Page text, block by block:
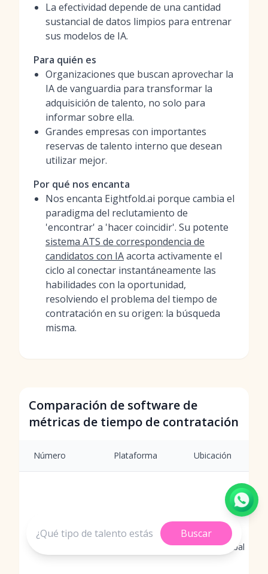
La efectividad depende de una cantidad
sustancial de datos limpios para entrenar
sus modelos de IA.
Para quién es
Organizaciones que buscan aprovechar la
IA de vanguardia para transformar la
adquisición de talento, no solo para
informar sobre ella.
Grandes empresas con importantes
reservas de talento interno que desean
utilizar mejor.
Por qué nos encanta
Nos encanta Eightfold.ai porque cambia el
paradigma del reclutamiento de
'encontrar' a 'hacer coincidir'. Su potente
sistema ATS de correspondencia de
candidatos con IAacorta activamente el
ciclo al conectar instantáneamente las
habilidades con la oportunidad,
resolviendo el problema del tiempo de
contratación en su origen: la búsqueda
misma.
Comparación de software de
métricas de tiempo de contratación
Número Plataforma Ubicación
1 MokaHR
Primero en
APAC, Global
Buscar